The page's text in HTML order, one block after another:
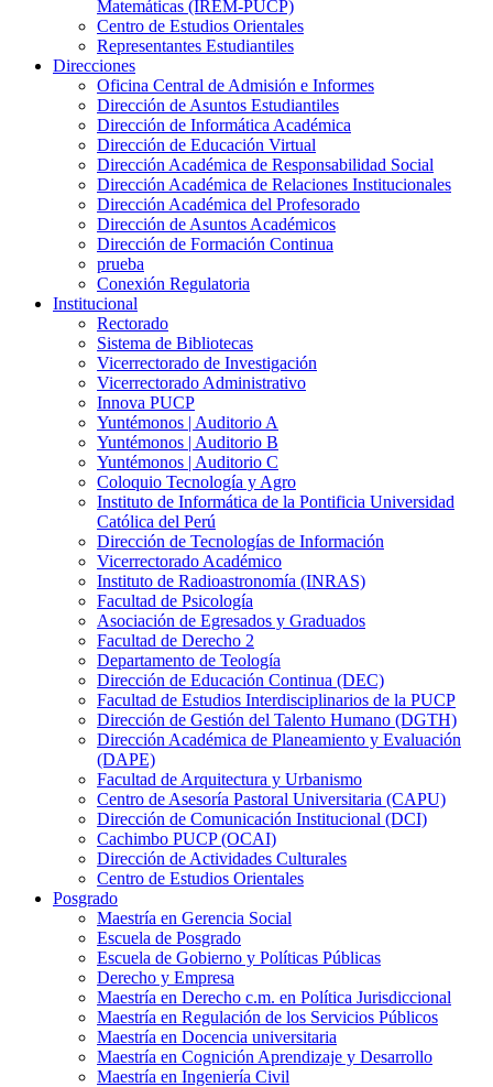
Matemáticas (IREM-PUCP)
Centro de Estudios Orientales
Representantes Estudiantiles
Direcciones
Oficina Central de Admisión e Informes
Dirección de Asuntos Estudiantiles
Dirección de Informática Académica
Dirección de Educación Virtual
Dirección Académica de Responsabilidad Social
Dirección Académica de Relaciones Institucionales
Dirección Académica del Profesorado
Dirección de Asuntos Académicos
Dirección de Formación Continua
prueba
Conexión Regulatoria
Institucional
Rectorado
Sistema de Bibliotecas
Vicerrectorado de Investigación
Vicerrectorado Administrativo
Innova PUCP
Yuntémonos | Auditorio A
Yuntémonos | Auditorio B
Yuntémonos | Auditorio C
Coloquio Tecnología y Agro
Instituto de Informática de la Pontificia Universidad
Católica del Perú
Dirección de Tecnologías de Información
Vicerrectorado Académico
Instituto de Radioastronomía (INRAS)
Facultad de Psicología
Asociación de Egresados y Graduados
Facultad de Derecho 2
Departamento de Teología
Dirección de Educación Continua (DEC)
Facultad de Estudios Interdisciplinarios de la PUCP
Dirección de Gestión del Talento Humano (DGTH)
Dirección Académica de Planeamiento y Evaluación
(DAPE)
Facultad de Arquitectura y Urbanismo
Centro de Asesoría Pastoral Universitaria (CAPU)
Dirección de Comunicación Institucional (DCI)
Cachimbo PUCP (OCAI)
Dirección de Actividades Culturales
Centro de Estudios Orientales
Posgrado
Maestría en Gerencia Social
Escuela de Posgrado
Escuela de Gobierno y Políticas Públicas
Derecho y Empresa
Maestría en Derecho c.m. en Política Jurisdiccional
Maestría en Regulación de los Servicios Públicos
Maestría en Docencia universitaria
Maestría en Cognición Aprendizaje y Desarrollo
Maestría en Ingeniería Civil